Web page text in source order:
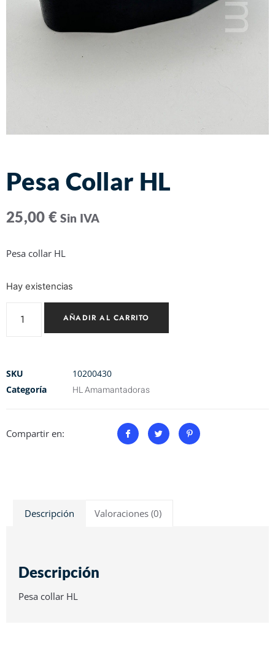
Pesa Collar HL
25,00 € Sin IVA
Pesa collar HL
Hay existencias
AÑADIR AL CARRITO
SKU
10200430
Categoría
HL Amamantadoras
Compartir en:
Descripción Valoraciones (0)
Descripción
Pesa collar HL